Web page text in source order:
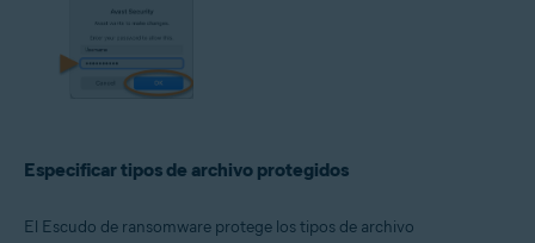
Especificar tipos de archivo protegidos
El Escudo de ransomware protege los tipos de archivo